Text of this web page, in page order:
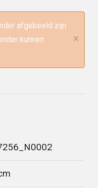
afgebeeld zijn
kunnen
×